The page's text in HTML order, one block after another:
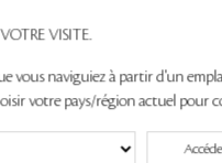
MICELLAIRE
étape
VISITE.
vous naviguiez à partir d'un
votre pays/région actuel pour